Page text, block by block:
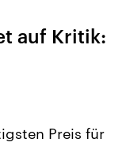
auf Kritik:
Preis für